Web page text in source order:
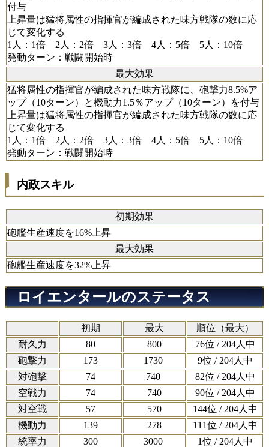
付与
上昇量は猛将属性の指揮官が編成された味方戦隊の数に応
じて変化する
1人：1倍 2人：2倍 3人：3倍 4人：5倍 5人：10倍
発動ターン：戦闘開始時
最大効果
猛将属性の指揮官が編成された味方戦隊に、砲撃力8.5%ア
ップ（10ターン）と機動力1.5％アップ（10ターン）を付与
上昇量は猛将属性の指揮官が編成された味方戦隊の数に応
じて変化する
1人：1倍 2人：2倍 3人：3倍 4人：5倍 5人：10倍
発動ターン：戦闘開始時
内政スキル
初期効果
砲艦生産速度を16%上昇
最大効果
砲艦生産速度を32%上昇
ロイエンタールのステータス
初期 最大
順位（最大）
耐久力
80 800
76位 / 204人中
砲撃力
173 1730
9位 / 204人中
対砲撃
74 740
82位 / 204人中
空戦力
74 740
90位 / 204人中
対空戦
57 570
144位 / 204人中
機動力
139 278
111位 / 204人中
統率力
300 3000
1位 / 204人中